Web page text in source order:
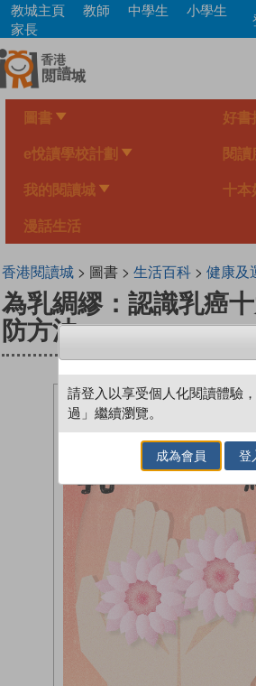
Skip
main
content
教城主頁 教師 中學生
小學生
家長
圖書 好書
e悅讀學校計劃 閱讀
我的閱讀城 十本
漫話生活
香港閱讀城> 圖書 > 生活百科> 健康及
為乳綢繆：認識乳癌
防方法
請登入以享受個人化閱讀體驗
過」繼續瀏覽。
成為會員 登